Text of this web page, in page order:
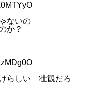
ないの
か？
らしい 壮観だろ